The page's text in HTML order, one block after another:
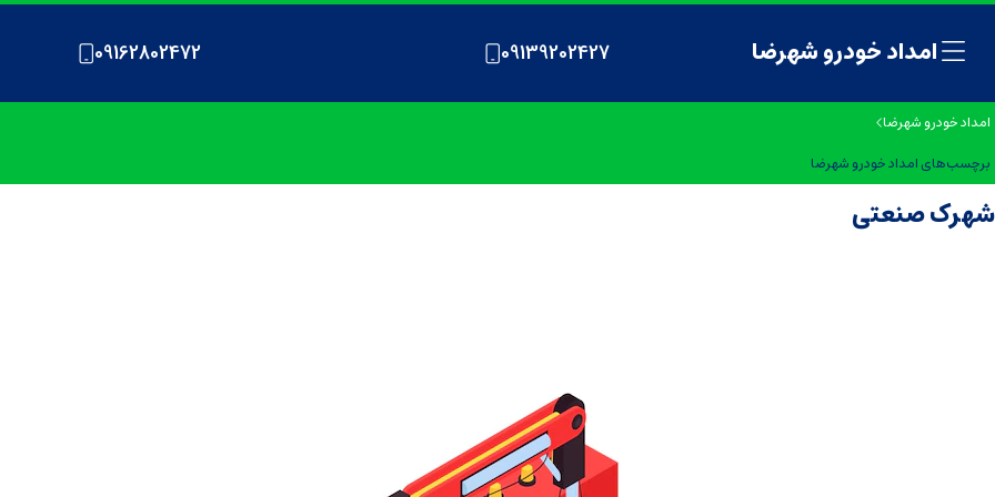
امداد خودرو شهرضا 09139202427
09162802472
امداد خودرو شهرضا
برچسب‌های امداد خودرو شهرضا
شهرک صنعتی